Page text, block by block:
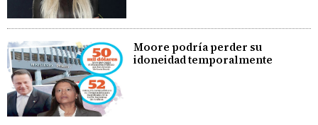
Moore podría perder su
idoneidad temporalmente